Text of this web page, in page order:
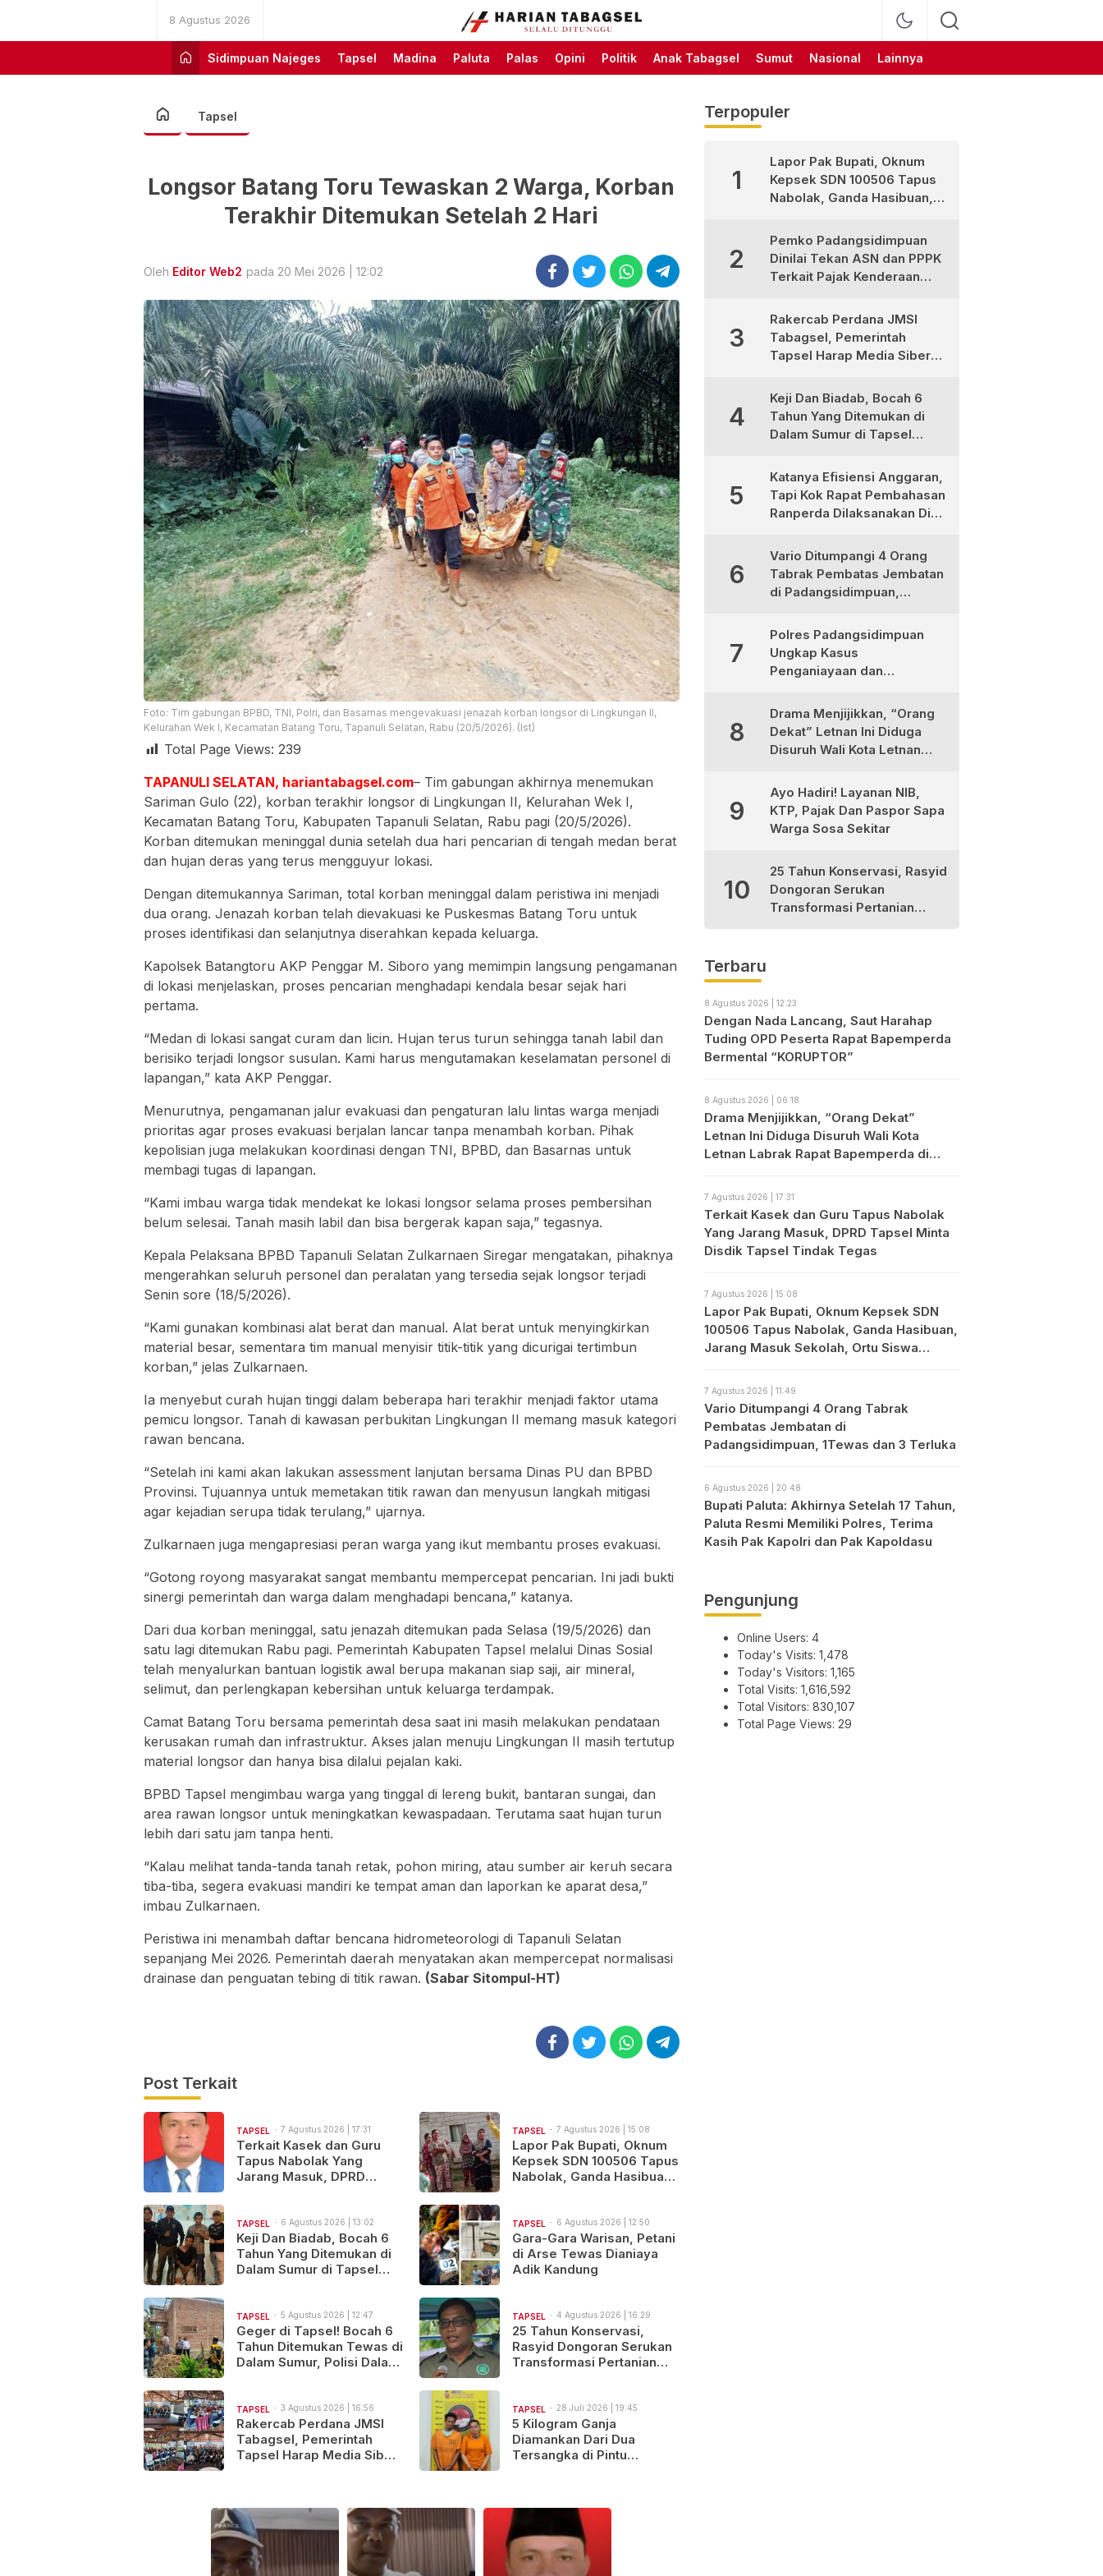
8 Agustus 2026
Harian Tabagsel
Harian Tabagsel Official
Website
Sidimpuan Najeges
Tapsel Madina Paluta Palas Opini Politik Anak Tabagsel Sumut Nasional Lainnya
Tapsel
Longsor Batang Toru Tewaskan 2 Warga, Korban
Terakhir Ditemukan Setelah 2 Hari
Oleh Editor Web2 pada 20 Mei 2026 | 12:02
Foto: Tim gabungan BPBD, TNI, Polri, dan Basarnas mengevakuasi jenazah korban longsor di Lingkungan II,
Kelurahan Wek I, Kecamatan Batang Toru, Tapanuli Selatan, Rabu (20/5/2026). (Ist)
Total Page Views: 239
TAPANULI SELATAN, hariantabagsel.com– Tim gabungan akhirnya menemukan
Sariman Gulo (22), korban terakhir longsor di Lingkungan II, Kelurahan Wek I,
Kecamatan Batang Toru, Kabupaten Tapanuli Selatan, Rabu pagi (20/5/2026).
Korban ditemukan meninggal dunia setelah dua hari pencarian di tengah medan berat
dan hujan deras yang terus mengguyur lokasi.
Dengan ditemukannya Sariman, total korban meninggal dalam peristiwa ini menjadi
dua orang. Jenazah korban telah dievakuasi ke Puskesmas Batang Toru untuk
proses identifikasi dan selanjutnya diserahkan kepada keluarga.
Kapolsek Batangtoru AKP Penggar M. Siboro yang memimpin langsung pengamanan
di lokasi menjelaskan, proses pencarian menghadapi kendala besar sejak hari
pertama.
“Medan di lokasi sangat curam dan licin. Hujan terus turun sehingga tanah labil dan
berisiko terjadi longsor susulan. Kami harus mengutamakan keselamatan personel di
lapangan,” kata AKP Penggar.
Menurutnya, pengamanan jalur evakuasi dan pengaturan lalu lintas warga menjadi
prioritas agar proses evakuasi berjalan lancar tanpa menambah korban. Pihak
kepolisian juga melakukan koordinasi dengan TNI, BPBD, dan Basarnas untuk
membagi tugas di lapangan.
“Kami imbau warga tidak mendekat ke lokasi longsor selama proses pembersihan
belum selesai. Tanah masih labil dan bisa bergerak kapan saja,” tegasnya.
Kepala Pelaksana BPBD Tapanuli Selatan Zulkarnaen Siregar mengatakan, pihaknya
mengerahkan seluruh personel dan peralatan yang tersedia sejak longsor terjadi
Senin sore (18/5/2026).
“Kami gunakan kombinasi alat berat dan manual. Alat berat untuk menyingkirkan
material besar, sementara tim manual menyisir titik-titik yang dicurigai tertimbun
korban,” jelas Zulkarnaen.
Ia menyebut curah hujan tinggi dalam beberapa hari terakhir menjadi faktor utama
pemicu longsor. Tanah di kawasan perbukitan Lingkungan II memang masuk kategori
rawan bencana.
“Setelah ini kami akan lakukan assessment lanjutan bersama Dinas PU dan BPBD
Provinsi. Tujuannya untuk memetakan titik rawan dan menyusun langkah mitigasi
agar kejadian serupa tidak terulang,” ujarnya.
Zulkarnaen juga mengapresiasi peran warga yang ikut membantu proses evakuasi.
“Gotong royong masyarakat sangat membantu mempercepat pencarian. Ini jadi bukti
sinergi pemerintah dan warga dalam menghadapi bencana,” katanya.
Dari dua korban meninggal, satu jenazah ditemukan pada Selasa (19/5/2026) dan
satu lagi ditemukan Rabu pagi. Pemerintah Kabupaten Tapsel melalui Dinas Sosial
telah menyalurkan bantuan logistik awal berupa makanan siap saji, air mineral,
selimut, dan perlengkapan kebersihan untuk keluarga terdampak.
Camat Batang Toru bersama pemerintah desa saat ini masih melakukan pendataan
kerusakan rumah dan infrastruktur. Akses jalan menuju Lingkungan II masih tertutup
material longsor dan hanya bisa dilalui pejalan kaki.
BPBD Tapsel mengimbau warga yang tinggal di lereng bukit, bantaran sungai, dan
area rawan longsor untuk meningkatkan kewaspadaan. Terutama saat hujan turun
lebih dari satu jam tanpa henti.
“Kalau melihat tanda-tanda tanah retak, pohon miring, atau sumber air keruh secara
tiba-tiba, segera evakuasi mandiri ke tempat aman dan laporkan ke aparat desa,”
imbau Zulkarnaen.
Peristiwa ini menambah daftar bencana hidrometeorologi di Tapanuli Selatan
sepanjang Mei 2026. Pemerintah daerah menyatakan akan mempercepat normalisasi
drainase dan penguatan tebing di titik rawan. (Sabar Sitompul-HT)
Post Terkait
TAPSEL 7 Agustus 2026 | 17:31
Terkait Kasek dan Guru
Tapus Nabolak Yang
Jarang Masuk, DPRD
TAPSEL 7 Agustus 2026 | 15:08
Lapor Pak Bupati, Oknum
Kepsek SDN 100506 Tapus
Nabolak, Ganda Hasibuan,
TAPSEL 6 Agustus 2026 | 13:02
Keji Dan Biadab, Bocah 6
Tahun Yang Ditemukan di
Dalam Sumur di Tapsel
Berhasil di Bekuk Polisi
TAPSEL 6 Agustus 2026 | 12:50
Gara-Gara Warisan, Petani
di Arse Tewas Dianiaya
Adik Kandung
TAPSEL 5 Agustus 2026 | 12:47
Geger di Tapsel! Bocah 6
Tahun Ditemukan Tewas di
Dalam Sumur, Polisi Dalami
TAPSEL 4 Agustus 2026 | 16:29
25 Tahun Konservasi,
Rasyid Dongoran Serukan
Transformasi Pertanian
TAPSEL 3 Agustus 2026 | 16:56
Rakercab Perdana JMSI
Tabagsel, Pemerintah
Tapsel Harap Media Siber
TAPSEL 28 Juli 2026 | 19:45
5 Kilogram Ganja
Diamankan Dari Dua
Tersangka di Pintu
Terpopuler
1
Lapor Pak Bupati, Oknum
Kepsek SDN 100506 Tapus
Nabolak, Ganda Hasibuan,
Siswa Protes
2
Pemko Padangsidimpuan
Dinilai Tekan ASN dan PPPK
Terkait Pajak Kenderaan
3
Rakercab Perdana JMSI
Tabagsel, Pemerintah
Tapsel Harap Media Siber
Pembangunan
4
Keji Dan Biadab, Bocah 6
Tahun Yang Ditemukan di
Dalam Sumur di Tapsel
Pembunuhan, Pelaku
Berhasil di Bekuk Polisi
5
Katanya Efisiensi Anggaran,
Tapi Kok Rapat Pembahasan
Ranperda Dilaksanakan Di
6
Vario Ditumpangi 4 Orang
Tabrak Pembatas Jembatan
di Padangsidimpuan,
7
Polres Padangsidimpuan
Ungkap Kasus
Penganiayaan dan
Diamankan
8
Drama Menjijikkan, “Orang
Dekat” Letnan Ini Diduga
Disuruh Wali Kota Letnan
di Medan
9
Ayo Hadiri! Layanan NIB,
KTP, Pajak Dan Paspor Sapa
Warga Sosa Sekitar
10
25 Tahun Konservasi, Rasyid
Dongoran Serukan
Transformasi Pertanian
Terbaru
8 Agustus 2026 | 12:23
Dengan Nada Lancang, Saut Harahap
Tuding OPD Peserta Rapat Bapemperda
Bermental “KORUPTOR”
8 Agustus 2026 | 06:18
Drama Menjijikkan, “Orang Dekat”
Letnan Ini Diduga Disuruh Wali Kota
Letnan Labrak Rapat Bapemperda di
7 Agustus 2026 | 17:31
Terkait Kasek dan Guru Tapus Nabolak
Yang Jarang Masuk, DPRD Tapsel Minta
Disdik Tapsel Tindak Tegas
7 Agustus 2026 | 15:08
Lapor Pak Bupati, Oknum Kepsek SDN
100506 Tapus Nabolak, Ganda Hasibuan,
Jarang Masuk Sekolah, Ortu Siswa
7 Agustus 2026 | 11:49
Vario Ditumpangi 4 Orang Tabrak
Pembatas Jembatan di
Padangsidimpuan, 1Tewas dan 3 Terluka
6 Agustus 2026 | 20:48
Bupati Paluta: Akhirnya Setelah 17 Tahun,
Paluta Resmi Memiliki Polres, Terima
Kasih Pak Kapolri dan Pak Kapoldasu
Pengunjung
Online Users: 4
Today's Visits: 1,478
Today's Visitors: 1,165
Total Visits: 1,616,592
Total Visitors: 830,107
Total Page Views: 29